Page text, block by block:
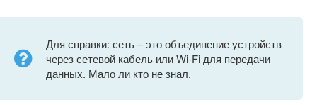
Для справки: сеть – это объединение устройств
через сетевой кабель или Wi-Fi для передачи
данных. Мало ли кто не знал.